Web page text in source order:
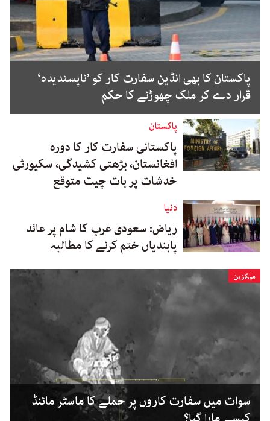
پاکستان کا بھی انڈین سفارت کار کو ’ناپسندیدہ‘
قرار دے کر ملک چھوڑنے کا حکم
پاکستان
پاکستانی سفارت کار کا دورہ
افغانستان، بڑھتی کشیدگی، سکیورٹی
خدشات پر بات چیت متوقع
دنیا
ریاض: سعودی عرب کا شام پر عائد
پابندیاں ختم کرنے کا مطالبہ
میگزین
سوات میں سفارت کاروں پر حملے کا ماسٹر مائنڈ